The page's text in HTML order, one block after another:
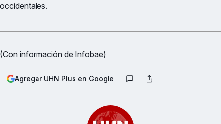
occidentales.
(Con información de Infobae)
Agregar UHN Plus en Google